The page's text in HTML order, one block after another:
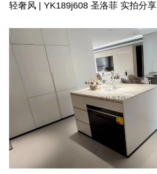
轻奢风 | YK189j608 圣洛菲 实拍分享